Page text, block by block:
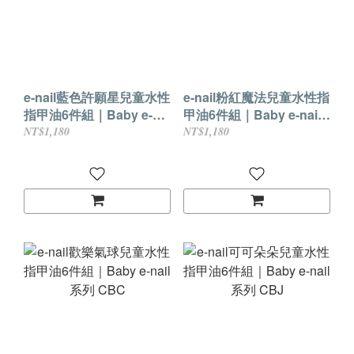
e-nail藍色許願星兒童水性
指甲油6件組｜Baby e-
nail系列 CBB
NT$1,180
e-nail粉紅魔法兒童水性指
甲油6件組｜Baby e-nail
系列 CBP
NT$1,180